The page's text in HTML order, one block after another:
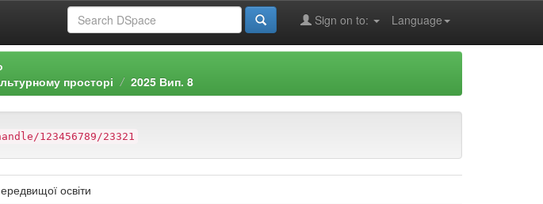
Language
Sign on to:
просторі
2025 Вип. 8
123456789/23321
освіти